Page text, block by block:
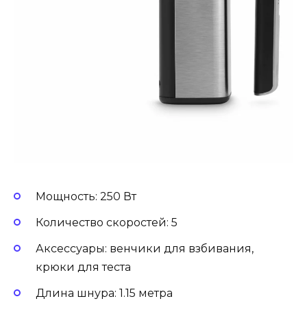
Мощность: 250 Вт
Количество скоростей: 5
Аксессуары: венчики для взбивания,
крюки для теста
Длина шнура: 1.15 метра